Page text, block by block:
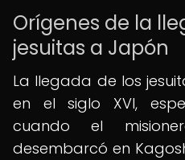
Orígenes de la
jesuitas a Japón
La llegada de los
en el siglo XVI,
cuando el
desembarcó en